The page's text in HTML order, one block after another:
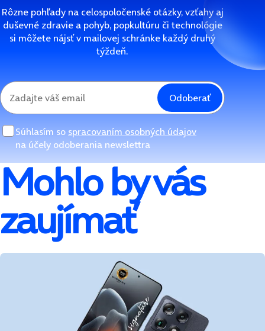
Rôzne pohľady na celospoločenské otázky, vzťahy aj
duševné zdravie a pohyb, popkultúru či technológie
si môžete nájsť v mailovej schránke každý druhý
týždeň.
Odoberať
Súhlasím so spracovaním osobných údajov
na účely odoberania newslettra
Mohlo by vás
zaujímať